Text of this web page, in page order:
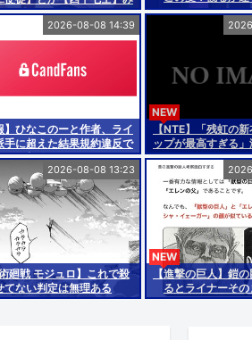
たいなの
】ひなこのーと作者、ライ
手に超えた結果規約違反で
削除される
2026-08-08 14:39
【NTE】「残虹の
ップが最高すぎる
とめ
NEW
術廻戦 モジュロ】これで殺
てない判定は無理ある
2026-08-08 13:23
【進撃の巨人】鎧
るとライナーそ
NEW